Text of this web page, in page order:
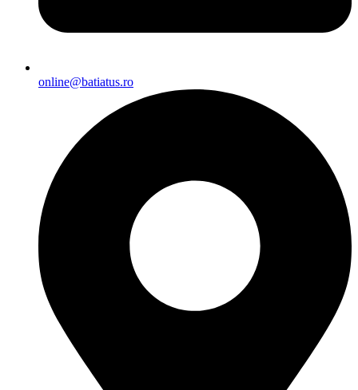
online@batiatus.ro